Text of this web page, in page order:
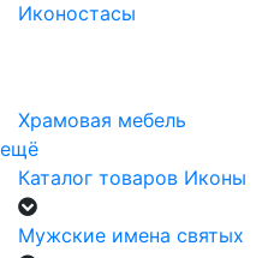
Иконостасы
Храмовая мебель
ещё
Каталог товаров Иконы
Мужские имена святых